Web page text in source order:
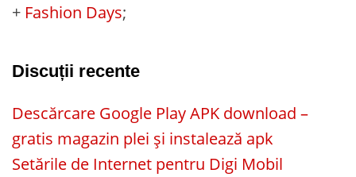
+ Fashion Days;
Discuții recente
Descărcare Google Play APK download –
gratis magazin plei și instalează apk
Setările de Internet pentru Digi Mobil